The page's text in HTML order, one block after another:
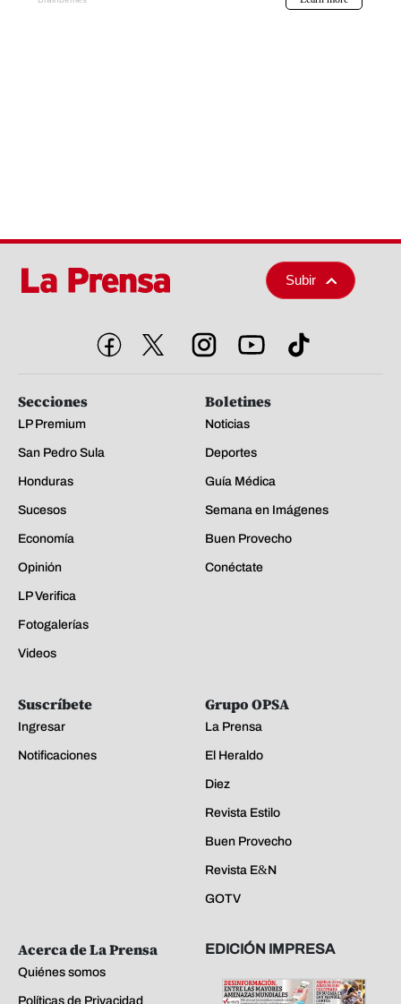
Subir
Secciones
LP Premium
San Pedro Sula
Honduras
Sucesos
Economía
Opinión
LP Verifica
Fotogalerías
Videos
Boletines
Noticias
Deportes
Guía Médica
Semana en Imágenes
Buen Provecho
Conéctate
Suscríbete
Ingresar
Notificaciones
Grupo OPSA
La Prensa
El Heraldo
Diez
Revista Estilo
Buen Provecho
Revista E&N
GOTV
Acerca de La Prensa
Quiénes somos
Políticas de Privacidad
EDICIÓN IMPRESA